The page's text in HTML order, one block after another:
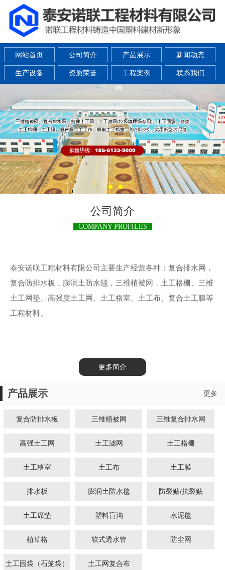
网站首页 公司简介 产品展示 新闻动态
生产设备 资质荣誉 工程案例 联系我们
公司简介
COMPANY PROFILES
泰安诺联工程材料有限公司主要生产经营各种：复合排水网，
复合防排水板，膨润土防水毯，三维植被网，土工格栅、三维
土工网垫、高强度土工网、土工格室、土工布、复合土工膜等
工程材料。
更多简介
产品展示 更多
复合防排水板 三维植被网 三维复合排水网
高强土工网 土工滤网 土工格栅
土工格室 土工布 土工膜
排水板 膨润土防水毯 防裂贴/抗裂贴
土工席垫 塑料盲沟 水泥毯
植草格 软式透水管 防尘网
土工固袋（石笼袋） 土工网复合布